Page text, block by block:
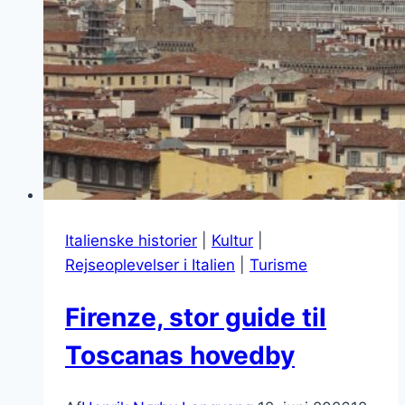
Italienske historier Kultur
Rejseoplevelser i Italien
Turisme
Firenze, stor guide til
Toscanas hovedby